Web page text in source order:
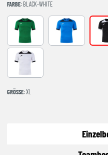
FARBE: BLACK-WHITE
GREEEN-BLACK ROYAL-NAVY
GRÖSSE : XL